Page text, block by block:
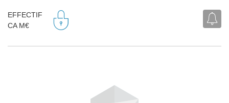
EFFECTIF
CA M€